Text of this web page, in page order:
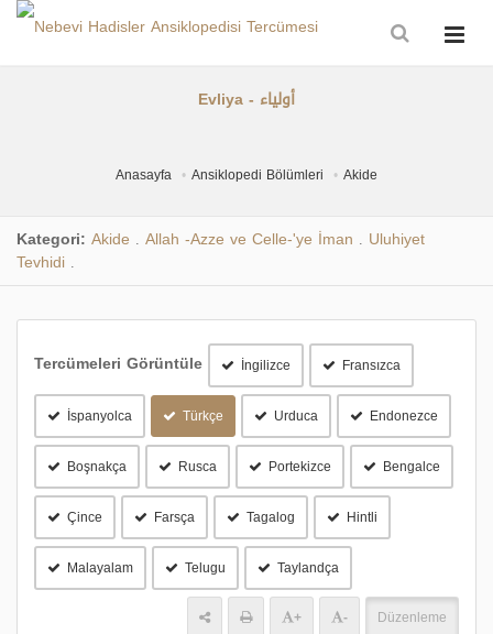
Evliya - أولياء
Anasayfa Ansiklopedi Bölümleri Akide
Kategori: Akide Allah -Azze ve Celle-'ye İman Uluhiyet
Tevhidi
Tercümeleri Görüntüle İngilizce Fransızca
İspanyolca Türkçe Urduca Endonezce
Boşnakça Rusca Portekizce Bengalce
Çince Farsça Tagalog Hintli
Malayalam Telugu Taylandça
+ - Düzenleme